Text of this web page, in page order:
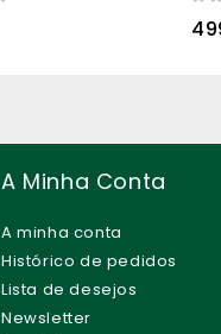
A Minha Conta
A minha conta
Histórico de pedidos
Lista de desejos
Newsletter